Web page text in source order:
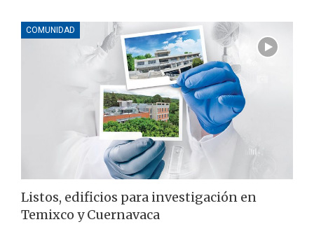
COMUNIDAD
Listos, edificios para investigación en
Temixco y Cuernavaca